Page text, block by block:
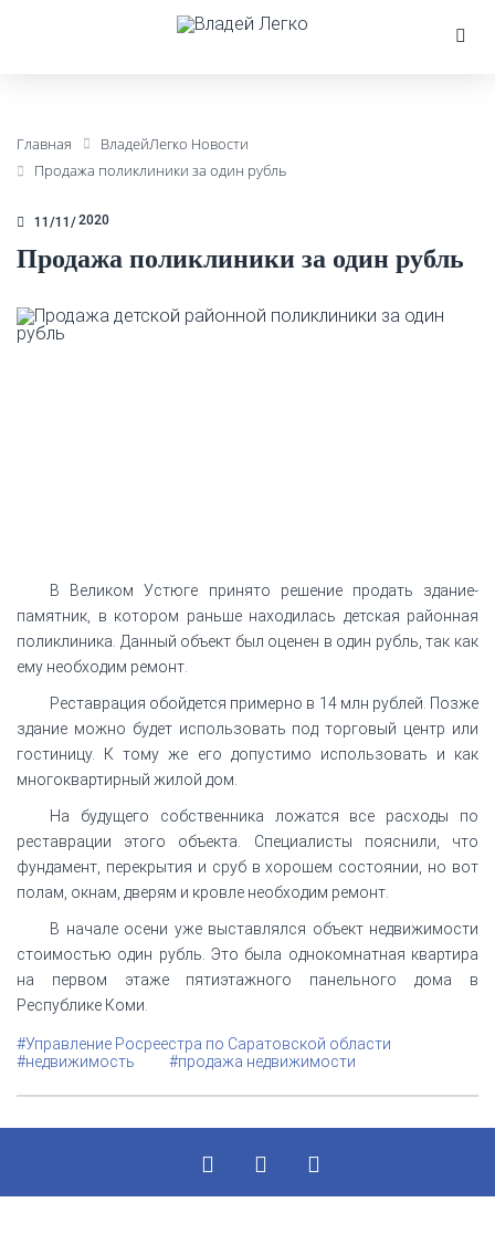
Главная
ВладейЛегко Новости
Продажа поликлиники за один рубль
11/11 2020
Продажа поликлиники за один рубль
В Великом Устюге принято решение продать здание-
памятник, в котором раньше находилась детская районная
поликлиника. Данный объект был оценен в один рубль, так как
ему необходим ремонт.
Реставрация обойдется примерно в 14 млн рублей. Позже
здание можно будет использовать под торговый центр или
гостиницу. К тому же его допустимо использовать и как
многоквартирный жилой дом.
На будущего собственника ложатся все расходы по
реставрации этого объекта. Специалисты пояснили, что
фундамент, перекрытия и сруб в хорошем состоянии, но вот
полам, окнам, дверям и кровле необходим ремонт.
В начале осени уже выставлялся объект недвижимости
стоимостью один рубль. Это была однокомнатная квартира
на первом этаже пятиэтажного панельного дома в
Республике Коми.
#Управление Росреестра по Саратовской области
#недвижимость
#продажа недвижимости